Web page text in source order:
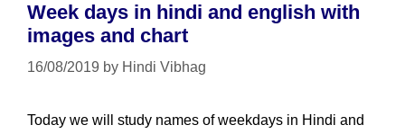
Week days in hindi and english with
images and chart
16/08/2019 by Hindi Vibhag
Today we will study names of weekdays in Hindi and